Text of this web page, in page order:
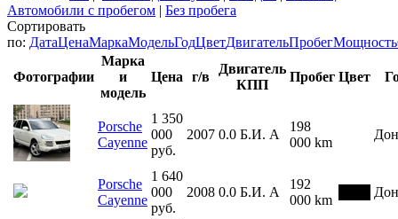
Автомобили с пробегом | Без пробега
Сортировать
по: ДатаЦенаМаркаМодельГодЦветДвигательПробегМощность
Фотографии
Марка
и
модель
Цена г/в
Двигатель
КПП
Пробег Цвет
Porsche
Cayenne
1 350
000
руб.
2007 0.0 Б.И. А
198
000 km
Porsche
Cayenne
1 640
000
руб.
2008 0.0 Б.И. А
192
000 km